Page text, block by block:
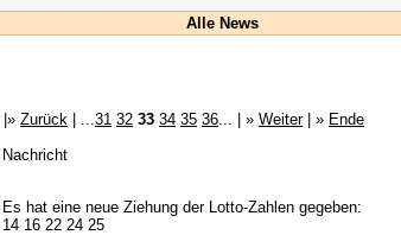
Alle News
|» Zurück | ... 31 32 33 34 35 36 ... | » Weiter| » Ende
Nachricht
Es hat eine neue Ziehung der Lotto-Zahlen gegeben:
14 16 22 24 25